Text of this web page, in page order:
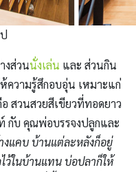
งส่วนนั่งเล่น และ ส่วนกิน
ความรู้สึกอบอุ่น เหมาะแก่
สวนสวยสีเขียวที่ทอดยาว
กับ คุณพ่อบรรจงปลูกและ
แคบ บ้านแต่ละหลังก็อยู่
ว้ในบ้านแทน บ่อปลาก็ให้